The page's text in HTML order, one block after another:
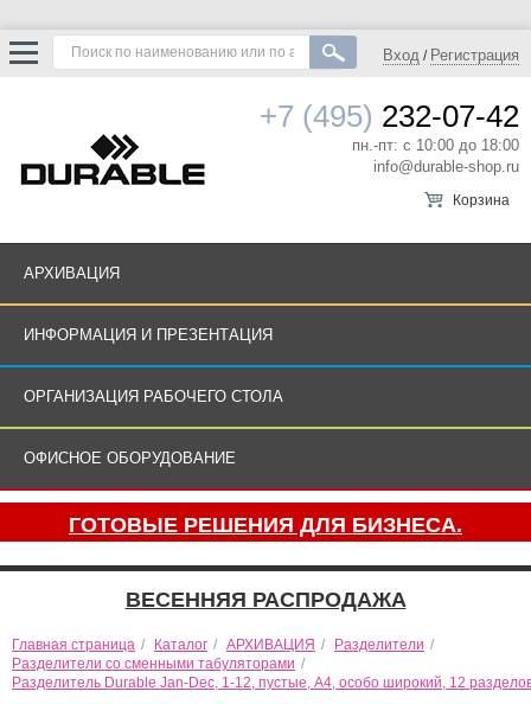
Вход / Регистрация
+7 (495) 232-07-42
пн.-пт: с 10:00 до 18:00
info@durable-shop.ru
Корзина
АРХИВАЦИЯ
ИНФОРМАЦИЯ И ПРЕЗЕНТАЦИЯ
ОРГАНИЗАЦИЯ РАБОЧЕГО СТОЛА
ОФИСНОЕ ОБОРУДОВАНИЕ
ГОТОВЫЕ РЕШЕНИЯ ДЛЯ БИЗНЕСА.
ВЕСЕННЯЯ РАСПРОДАЖА
Главная страница / Каталог / АРХИВАЦИЯ / Разделители /
Разделители со сменными табуляторами /
Разделитель Durable Jan-Dec, 1-12, пустые, А4, особо широкий, 12